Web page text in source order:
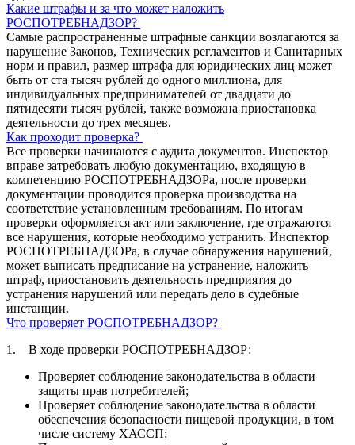
Какие штрафы и за что может наложить
РОСПОТРЕБНАДЗОР?
Самые распространенные штрафные санкции возлагаются за
нарушение Законов, Технических регламентов и Санитарных
норм и правил, размер штрафа для юридических лиц может
быть от ста тысяч рублей до одного миллиона, для
индивидуальных предпринимателей от двадцати до
пятидесяти тысяч рублей, также возможна приостановка
деятельности до трех месяцев.
Как проходит проверка?
Все проверки начинаются с аудита документов. Инспектор
вправе затребовать любую документацию, входящую в
компетенцию РОСПОТРЕБНАДЗОРа, после проверки
документации проводится проверка производства на
соответствие установленным требованиям. По итогам
проверки оформляется акт или заключение, где отражаются
все нарушения, которые необходимо устранить. Инспектор
РОСПОТРЕБНАДЗОРа, в случае обнаружения нарушений,
может выписать предписание на устранение, наложить
штраф, приостановить деятельность предприятия до
устранения нарушений или передать дело в судебные
инстанции.
Что проверяет РОСПОТРЕБНАДЗОР?
1. В ходе проверки РОСПОТРЕБНАДЗОР:
Проверяет соблюдение законодательства в области
защиты прав потребителей;
Проверяет соблюдение законодательства в области
обеспечения безопасности пищевой продукции, в том
числе систему ХАССП;